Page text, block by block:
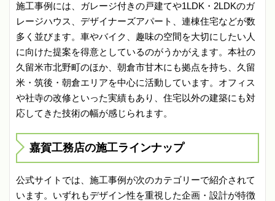
施工事例には、ガレージ付きの戸建てや1LDK・2LDKのガ
レージハウス、デザイナーズアパート、連棟住宅などが数
多く並びます。車やバイク、趣味の空間を大切にしたい人
に向けた提案を得意としているのがうかがえます。本社の
久留米市北野町のほか、朝倉市甘木にも拠点を持ち、久留
米・筑後・朝倉エリアを中心に活動しています。オフィス
や社寺の改修といった実績もあり、住宅以外の建築にも対
応してきた技術の幅が感じられます。
嘉賀工務店の施工ラインナップ
公式サイトでは、施工事例が次のカテゴリーで紹介されて
います。いずれもデザイン性を重視した企画・設計が特徴